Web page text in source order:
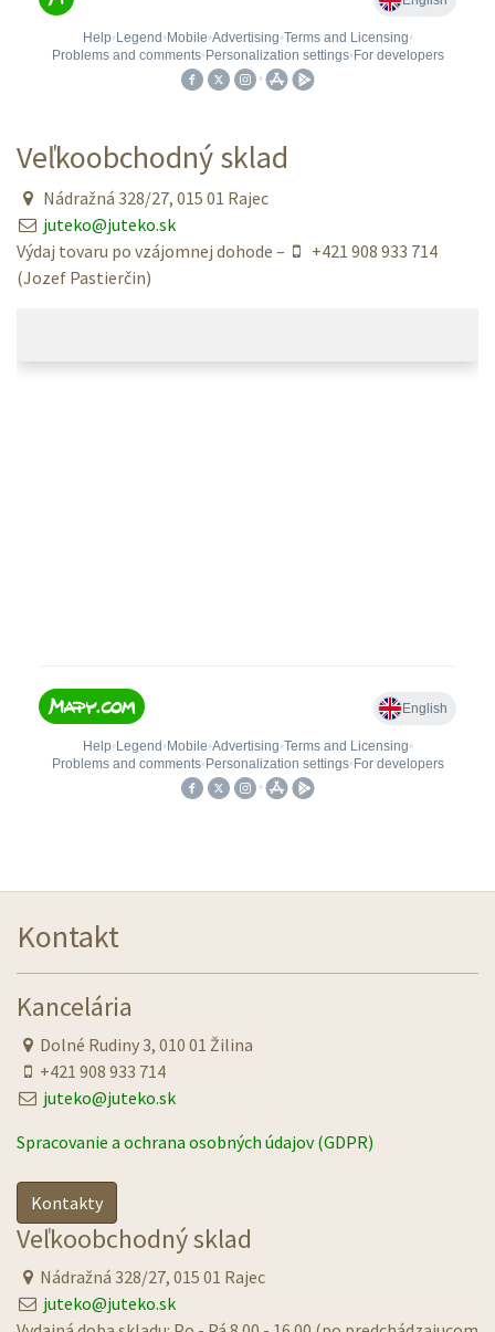
Veľkoobchodný sklad
Nádražná 328/27, 015 01 Rajec
juteko@juteko.sk
Výdaj tovaru po vzájomnej dohode –
+421 908 933 714
(Jozef Pastierčin)
Kontakt
Kancelária
Dolné Rudiny 3, 010 01 Žilina
+421 908 933 714
juteko@juteko.sk
Spracovanie a ochrana osobných údajov (GDPR)
Kontakty
Veľkoobchodný sklad
Nádražná 328/27, 015 01 Rajec
juteko@juteko.sk